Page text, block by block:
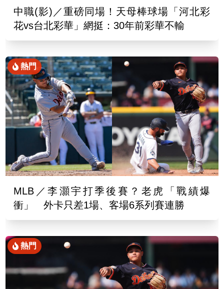
中職(影)／重磅同場！天母棒球場「河北彩
花vs台北彩華」網挺：30年前彩華不輸
熱門
MLB／李灝宇打季後賽？老虎「戰績爆
衝」 外卡只差1場、客場6系列賽連勝
熱門